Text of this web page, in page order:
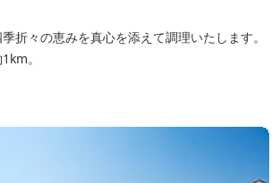
折々の恵みを真心を添えて調理いたします。
。